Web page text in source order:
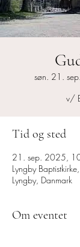
søn. 21. sep.
v/
Tid og sted
21. sep. 2025,
Lyngby
Lyngby, Danmark
Om eventet